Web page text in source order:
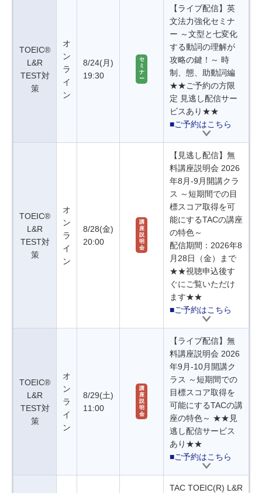
TOEIC®
L&R
TEST対
策
オ
ン
ラ
イ
ン
8/24(月)
19:30
セ
ミ
ナ
ー
【ライブ配信】英
文法力強化セミナ
ー ～文型と七変化
する動詞の理解が
攻略の鍵！～ 時
制、態、助動詞編
★★ご予約の方限
定 見逃し配信サー
ビスあり★★
■ご予約はこちら
TOEIC®
L&R
TEST対
策
オ
ン
ラ
イ
ン
8/28(金)
20:00
講
座
説
明
会
【見逃し配信】無
料講座説明会 2026
年8月-9月開講クラ
ス ～短期間での目
標スコア取得を可
能にするTACの講座
の特色～
配信期間：2026年8
月28日（金）まで
★★視聴申込後す
ぐにご覧いただけ
ます★★
■ご予約はこちら
TOEIC®
L&R
TEST対
策
オ
ン
ラ
イ
ン
8/29(土)
11:00
講
座
説
明
会
【ライブ配信】無
料講座説明会 2026
年9月-10月開講ク
ラス ～短期間での
目標スコア取得を
可能にするTACの講
座の特色～ ★★見
逃し配信サービス
あり★★
■ご予約はこちら
TAC TOEIC(R) L&R